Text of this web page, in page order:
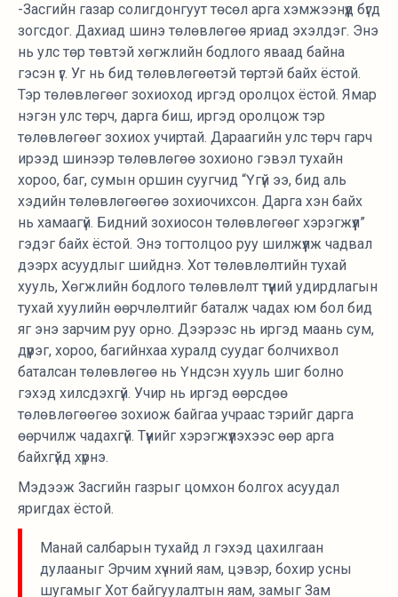
-Засгийн газар солигдонгуут төсөл арга хэмжээнүүд бүгд
зогсдог. Дахиад шинэ төлөвлөгөө яриад эхэлдэг. Энэ
нь улс төр төвтэй хөгжлийн бодлого яваад байна
гэсэн үг. Уг нь бид төлөвлөгөөтэй төртэй байх ёстой.
Тэр төлөвлөгөөг зохиоход иргэд оролцох ёстой. Ямар
нэгэн улс төрч, дарга биш, иргэд оролцож тэр
төлөвлөгөөг зохиох учиртай. Дараагийн улс төрч гарч
ирээд шинээр төлөвлөгөө зохионо гэвэл тухайн
хороо, баг, сумын оршин суугчид “Үгүй ээ, бид аль
хэдийн төлөвлөгөөгөө зохиочихсон. Дарга хэн байх
нь хамаагүй. Бидний зохиосон төлөвлөгөөг хэрэгжүүл”
гэдэг байх ёстой. Энэ тогтолцоо руу шилжүүлж чадвал
дээрх асуудлыг шийднэ. Хот төлөвлөлтийн тухай
хууль, Хөгжлийн бодлого төлөвлөлт түүний удирдлагын
тухай хуулийн өөрчлөлтийг баталж чадах юм бол бид
яг энэ зарчим руу орно. Дээрээс нь иргэд маань сум,
дүүрэг, хороо, багийнхаа хуралд суудаг болчихвол
баталсан төлөвлөгөө нь Үндсэн хууль шиг болно
гэхэд хилсдэхгүй. Учир нь иргэд өөрсдөө
төлөвлөгөөгөө зохиож байгаа учраас тэрийг дарга
өөрчилж чадахгүй. Түүнийг хэрэгжүүлэхээс өөр арга
байхгүйд хүрнэ.
Мэдээж Засгийн газрыг цомхон болгох асуудал
яригдах ёстой.
Манай салбарын тухайд л гэхэд цахилгаан
дулааныг Эрчим хүчний яам, цэвэр, бохир усны
шугамыг Хот байгуулалтын яам, замыг Зам